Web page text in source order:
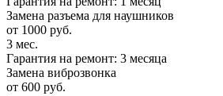
Замена разъема для наушников
от 1000 руб.
3 мес.
Гарантия на ремонт: 3 месяца
Замена виброзвонка
от 600 руб.